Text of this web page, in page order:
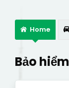
Home
Bảo